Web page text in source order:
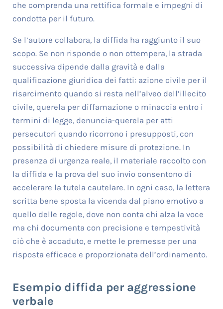
che comprenda una rettifica formale e impegni di
condotta per il futuro.
Se l’autore collabora, la diffida ha raggiunto il suo
scopo. Se non risponde o non ottempera, la strada
successiva dipende dalla gravità e dalla
qualificazione giuridica dei fatti: azione civile per il
risarcimento quando si resta nell’alveo dell’illecito
civile, querela per diffamazione o minaccia entro i
termini di legge, denuncia-querela per atti
persecutori quando ricorrono i presupposti, con
possibilità di chiedere misure di protezione. In
presenza di urgenza reale, il materiale raccolto con
la diffida e la prova del suo invio consentono di
accelerare la tutela cautelare. In ogni caso, la lettera
scritta bene sposta la vicenda dal piano emotivo a
quello delle regole, dove non conta chi alza la voce
ma chi documenta con precisione e tempestività
ciò che è accaduto, e mette le premesse per una
risposta efficace e proporzionata dell’ordinamento.
Esempio diffida per aggressione
verbale